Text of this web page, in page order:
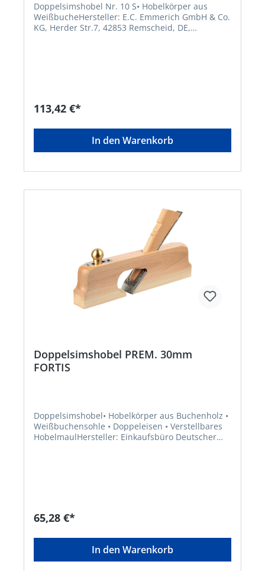
Doppelsimshobel Nr. 10 S• Hobelkörper aus
WeißbucheHersteller: E.C. Emmerich GmbH & Co.
KG, Herder Str.7, 42853 Remscheid, DE,
113,42 €*
In den Warenkorb
Doppelsimshobel PREM. 30mm
FORTIS
Doppelsimshobel• Hobelkörper aus Buchenholz •
Weißbuchensohle • Doppeleisen • Verstellbares
HobelmaulHersteller: Einkaufsbüro Deutscher
65,28 €*
In den Warenkorb